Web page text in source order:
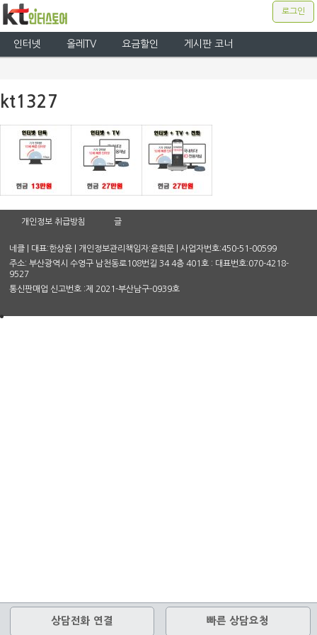
로그인
인터넷 올레TV 요금할인 게시판 코너
kt1327
개인정보 취급방침 글
네클 | 대표:한상윤 | 개인정보관리책임자:윤희문 | 사업자번호:450-51-00599
주소: 부산광역시 수영구 남천동로108번길 34 4층 401호 : 대표번호:070-4218-
9527
통신판매업 신고번호 :제 2021-부산남구-0939호
상담전화 연결 빠른 상담요청